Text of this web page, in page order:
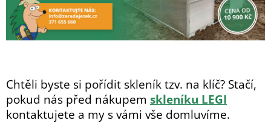
Chtěli byste si pořídit skleník tzv. na klíč? Stačí,
pokud nás před nákupem skleníku LEGI
kontaktujete a my s vámi vše domluvíme.